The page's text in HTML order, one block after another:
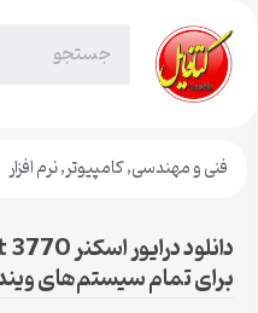
فنی و مهندسی,کامپیوتر,نرم افزار
برای تمام سیستم‌های